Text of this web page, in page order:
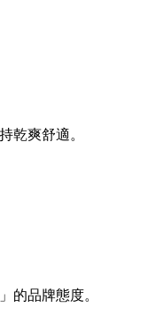
乾爽舒適。
的品牌態度。